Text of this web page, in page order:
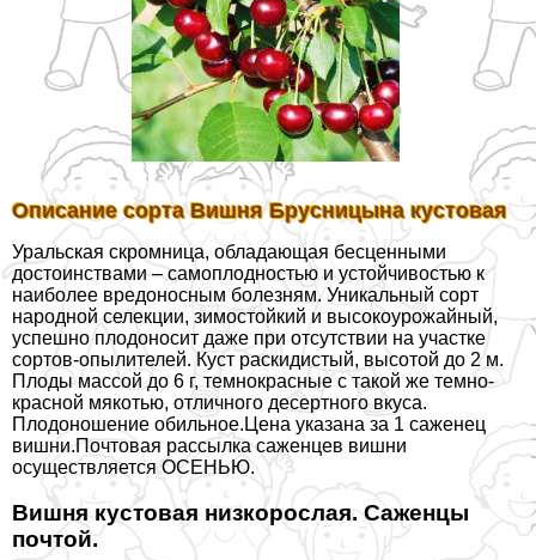
Описание сорта Вишня Брусницына кустовая
Уральская скромница, обладающая бесценными
достоинствами – самоплодностью и устойчивостью к
наиболее вредоносным болезням. Уникальный сорт
народной селекции, зимостойкий и высокоурожайный,
успешно плодоносит даже при отсутствии на участке
сортов-опылителей. Куст раскидистый, высотой до 2 м.
Плоды массой до 6 г, темнокрасные с такой же темно-
красной мякотью, отличного десертного вкуса.
Плодоношение обильное.Цена указана за 1 саженец
вишни.Почтовая рассылка саженцев вишни
осуществляется ОСЕНЬЮ.
Вишня кустовая низкорослая. Саженцы
почтой.